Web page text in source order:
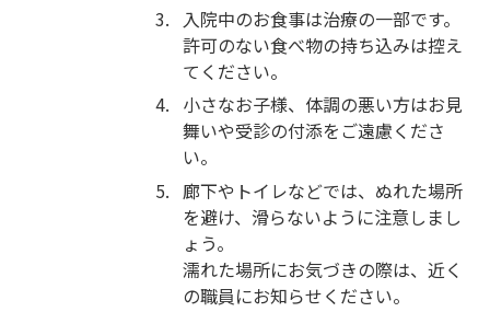
3.
入院中のお食事は治療の一部です。
許可のない食べ物の持ち込みは控え
てください。
4. 小さなお子様、体調の悪い方はお見
舞いや受診の付添をご遠慮くださ
い。
5. 廊下やトイレなどでは、ぬれた場所
を避け、滑らないように注意しまし
ょう。
濡れた場所にお気づきの際は、近く
の職員にお知らせください。